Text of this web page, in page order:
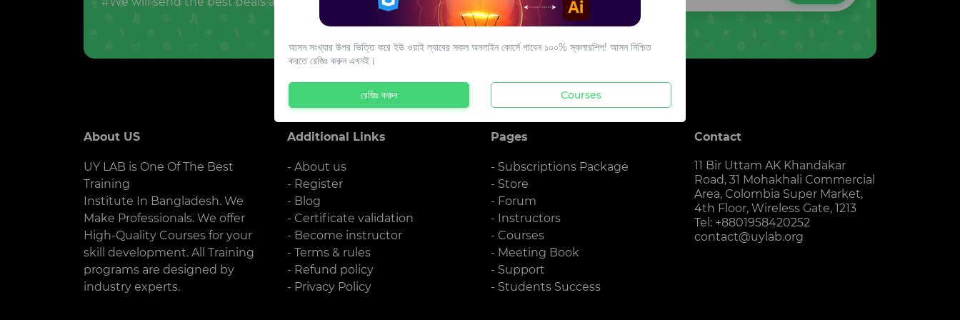
About US
UY LAB is One Of The Best
Training
Institute In Bangladesh. We
Make Professionals. We offer
High-Quality Courses for your
skill development. All Training
programs are designed by
industry experts.
Additional Links
- About us
- Register
- Blog
- Certificate validation
- Become instructor
- Terms & rules
- Refund policy
- Privacy Policy
Pages
- Subscriptions Package
- Store
- Forum
- Instructors
- Courses
- Meeting Book
- Support
- Students Success
Contact
11 Bir Uttam AK Khandakar
Road, 31 Mohakhali Commercial
Area, Colombia Super Market,
4th Floor, Wireless Gate, 1213
Tel: +8801958420252
contact@uylab.org
আসন সংখ্যার উপর ভিত্তি করে ইউ ওয়াই ল্যাবের সকল অনলাইন কোর্সে পাবেন ১০০% স্কলারশিপ! আসন নিশ্চিত
করতে রেজিঃ করুন এখনই।
রেজিঃ করুন Courses